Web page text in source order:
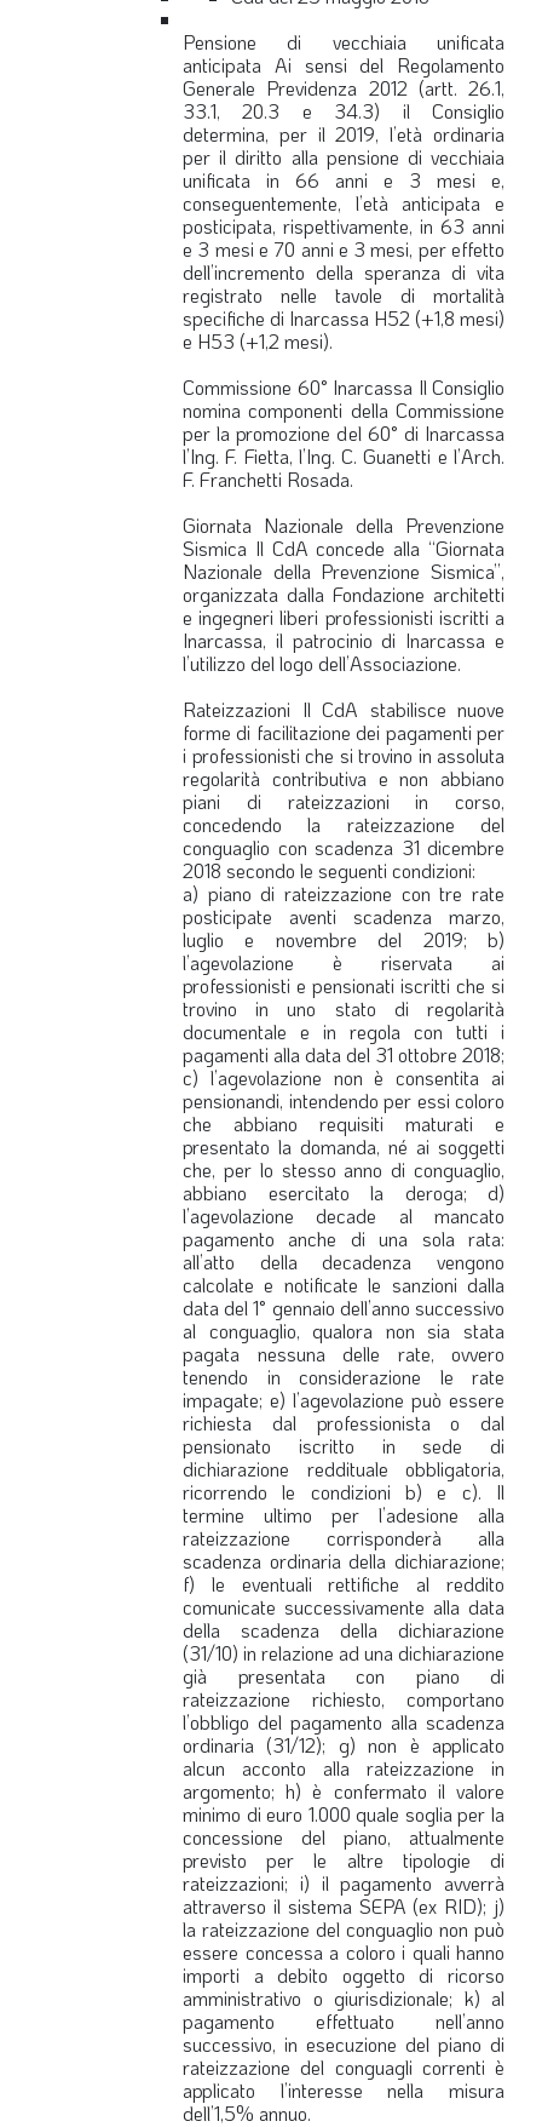
Pensione di vecchiaia unificata
anticipata Ai sensi del Regolamento
Generale Previdenza 2012 (artt. 26.1,
33.1, 20.3 e 34.3) il Consiglio
determina, per il 2019, l’età ordinaria
per il diritto alla pensione di vecchiaia
unificata in 66 anni e 3 mesi e,
conseguentemente, l’età anticipata e
posticipata, rispettivamente, in 63 anni
e 3 mesi e 70 anni e 3 mesi, per effetto
dell’incremento della speranza di vita
registrato nelle tavole di mortalità
specifiche di Inarcassa H52 (+1,8 mesi)
e H53 (+1,2 mesi).
Commissione 60° Inarcassa Il Consiglio
nomina componenti della Commissione
per la promozione del 60° di Inarcassa
l’Ing. F. Fietta, l’Ing. C. Guanetti e l’Arch.
F. Franchetti Rosada.
Giornata Nazionale della Prevenzione
Sismica Il CdA concede alla “Giornata
Nazionale della Prevenzione Sismica”,
organizzata dalla Fondazione architetti
e ingegneri liberi professionisti iscritti a
Inarcassa, il patrocinio di Inarcassa e
l’utilizzo del logo dell’Associazione.
Rateizzazioni Il CdA stabilisce nuove
forme di facilitazione dei pagamenti per
i professionisti che si trovino in assoluta
regolarità contributiva e non abbiano
piani di rateizzazioni in corso,
concedendo la rateizzazione del
conguaglio con scadenza 31 dicembre
2018 secondo le seguenti condizioni:
a) piano di rateizzazione con tre rate
posticipate aventi scadenza marzo,
luglio e novembre del 2019; b)
l’agevolazione è riservata ai
professionisti e pensionati iscritti che si
trovino in uno stato di regolarità
documentale e in regola con tutti i
pagamenti alla data del 31 ottobre 2018;
c) l’agevolazione non è consentita ai
pensionandi, intendendo per essi coloro
che abbiano requisiti maturati e
presentato la domanda, né ai soggetti
che, per lo stesso anno di conguaglio,
abbiano esercitato la deroga; d)
l’agevolazione decade al mancato
pagamento anche di una sola rata:
all’atto della decadenza vengono
calcolate e notificate le sanzioni dalla
data del 1° gennaio dell’anno successivo
al conguaglio, qualora non sia stata
pagata nessuna delle rate, ovvero
tenendo in considerazione le rate
impagate; e) l’agevolazione può essere
richiesta dal professionista o dal
pensionato iscritto in sede di
dichiarazione reddituale obbligatoria,
ricorrendo le condizioni b) e c). Il
termine ultimo per l’adesione alla
rateizzazione corrisponderà alla
scadenza ordinaria della dichiarazione;
f) le eventuali rettifiche al reddito
comunicate successivamente alla data
della scadenza della dichiarazione
(31/10) in relazione ad una dichiarazione
già presentata con piano di
rateizzazione richiesto, comportano
l’obbligo del pagamento alla scadenza
ordinaria (31/12); g) non è applicato
alcun acconto alla rateizzazione in
argomento; h) è confermato il valore
minimo di euro 1.000 quale soglia per la
concessione del piano, attualmente
previsto per le altre tipologie di
rateizzazioni; i) il pagamento avverrà
attraverso il sistema SEPA (ex RID); j)
la rateizzazione del conguaglio non può
essere concessa a coloro i quali hanno
importi a debito oggetto di ricorso
amministrativo o giurisdizionale; k) al
pagamento effettuato nell’anno
successivo, in esecuzione del piano di
rateizzazione del conguagli correnti è
applicato l’interesse nella misura
dell’1,5% annuo.